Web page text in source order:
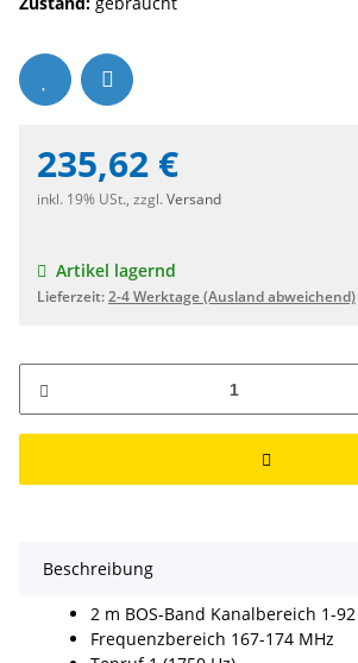
235,62 €
inkl. 19% USt., zzgl. Versand
Artikel lagernd
Lieferzeit:2-4 Werktage(Ausland abweichend)
Beschreibung
2 m BOS-Band Kanalbereich 1-92
Frequenzbereich 167-174 MHz